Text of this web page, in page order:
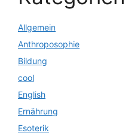
Allgemein
Anthroposophie
Bildung
cool
English
Ernährung
Esoterik